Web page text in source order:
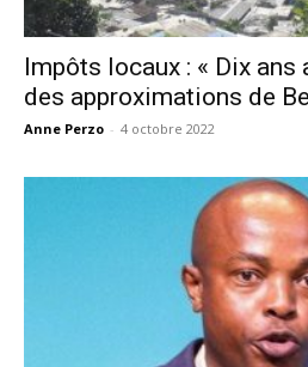
Impôts locaux : « Dix ans
des approximations de
Anne Perzo - 4 octobre 2022